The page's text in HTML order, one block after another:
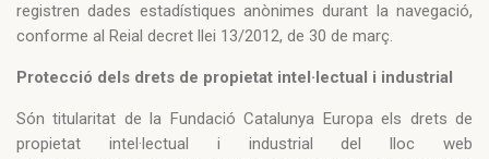
registren dades estadístiques anònimes durant la navegació,
conforme al Reial decret llei 13/2012, de 30 de març.
Protecció dels drets de propietat intel·lectual i industrial
Són titularitat de la Fundació Catalunya Europa els drets de
propietat intel·lectual i industrial del lloc web